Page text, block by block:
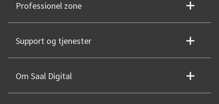
Professionel zone
Support og tjenester
Om Saal Digital